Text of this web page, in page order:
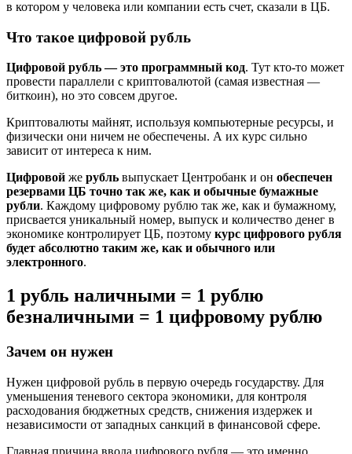
в котором у человека или компании есть счет, сказали в ЦБ.
Что такое цифровой рубль
Цифровой рубль — это программный код. Тут кто-то может
провести параллели с криптовалютой (самая известная —
биткоин), но это совсем другое.
Криптовалюты майнят, используя компьютерные ресурсы, и
физически они ничем не обеспечены. А их курс сильно
зависит от интереса к ним.
Цифровой же рубль выпускает Центробанк и он обеспечен
резервами ЦБ точно так же, как и обычные бумажные
рубли. Каждому цифровому рублю так же, как и бумажному,
присвается уникальный номер, выпуск и количество денег в
экономике контролирует ЦБ, поэтому курс цифрового рубля
будет абсолютно таким же, как и обычного или
электронного.
1 рубль наличными = 1 рублю
безналичными = 1 цифровому рублю
Зачем он нужен
Нужен цифровой рубль в первую очередь государству. Для
уменьшения теневого сектора экономики, для контроля
расходования бюджетных средств, снижения издержек и
независимости от западных санкций в финансовой сфере.
Главная причина ввода цифрового рубля — это именно